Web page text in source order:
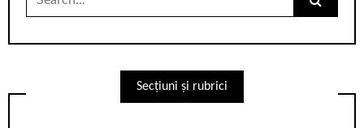
Secțiuni și rubrici